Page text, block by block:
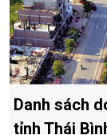
Danh sách
tỉnh Thái